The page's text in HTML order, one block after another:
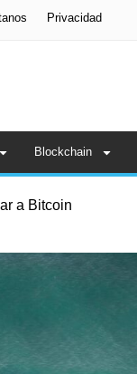
Privacidad
Blockchain
a Bitcoin